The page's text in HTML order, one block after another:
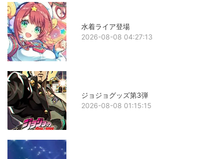
水着ライア登場
2026-08-08 04:27:13
ジョジョグッズ第3弾
2026-08-08 01:15:15